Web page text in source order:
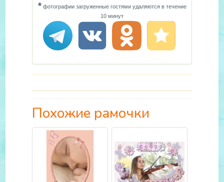
*фотографии загруженные гостями удаляются в течение
10 минут
Похожие рамочки